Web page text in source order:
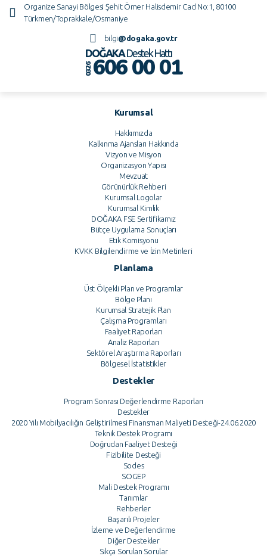
Organize Sanayi Bölgesi Şehit Ömer Halisdemir Cad No:1, 80100
Türkmen/Toprakkale/Osmaniye
bilgi@dogaka.gov.tr
DOĞAKADestek Hattı
0326 606 00 01
Kurumsal
Hakkımızda
Kalkınma Ajansları Hakkında
Vizyon ve Misyon
Organizasyon Yapısı
Mevzuat
Görünürlük Rehberi
Kurumsal Logolar
Kurumsal Kimlik
DOĞAKA FSE Sertifikamız
Bütçe Uygulama Sonuçları
Etik Komisyonu
KVKK Bilgilendirme ve İzin Metinleri
Planlama
Üst Ölçekli Plan ve Programlar
Bölge Planı
Kurumsal Stratejik Plan
Çalışma Programları
Faaliyet Raporları
Analiz Raporları
Sektörel Araştırma Raporları
Bölgesel İstatistikler
Destekler
Program Sonrası Değerlendirme Raporları
Destekler
2020 Yılı Mobilyacılığın Geliştirilmesi Finansman Maliyeti Desteği-24.06.2020
Teknik Destek Programı
Doğrudan Faaliyet Desteği
Fizibilite Desteği
Sodes
SOGEP
Mali Destek Programı
Tanımlar
Rehberler
Başarılı Projeler
İzleme ve Değerlendirme
Diğer Destekler
Sıkça Sorulan Sorular